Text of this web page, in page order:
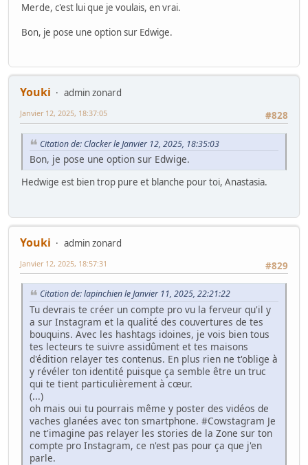
Merde, c'est lui que je voulais, en vrai.
Bon, je pose une option sur Edwige.
Youki
admin zonard
#828
Janvier 12, 2025, 18:37:05
Citation de: Clacker le Janvier 12, 2025, 18:35:03
Bon, je pose une option sur Edwige.
Hedwige est bien trop pure et blanche pour toi, Anastasia.
Youki
admin zonard
#829
Janvier 12, 2025, 18:57:31
Citation de: lapinchien le Janvier 11, 2025, 22:21:22
Tu devrais te créer un compte pro vu la ferveur qu'il y
a sur Instagram et la qualité des couvertures de tes
bouquins. Avec les hashtags idoines, je vois bien tous
tes lecteurs te suivre assidûment et tes maisons
d'édition relayer tes contenus. En plus rien ne t'oblige à
y révéler ton identité puisque ça semble être un truc
qui te tient particulièrement à cœur.
(...)
oh mais oui tu pourrais même y poster des vidéos de
vaches glanées avec ton smartphone. #Cowstagram Je
ne t'imagine pas relayer les stories de la Zone sur ton
compte pro Instagram, ce n'est pas pour ça que j'en
parle.